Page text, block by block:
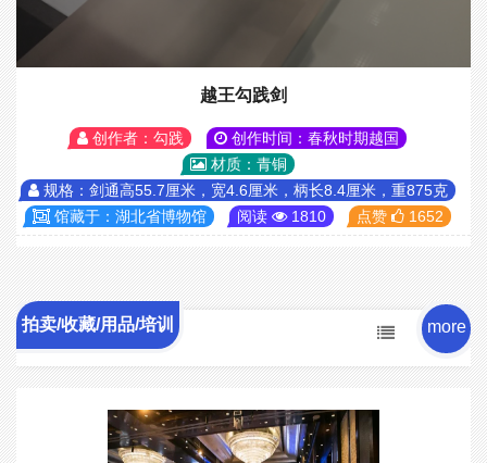
越王勾践剑
创作者：勾践
创作时间：春秋时期越国
材质：青铜
规格：剑通高55.7厘米，宽4.6厘米，柄长8.4厘米，重875克
馆藏于：湖北省博物馆
阅读 1810 点赞 1652
拍卖/收藏/用品/培训 more